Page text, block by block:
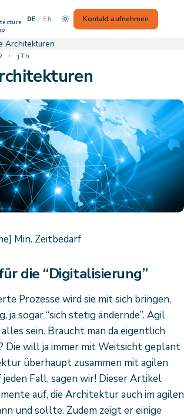
DE / EN — Switch to English
Kontakt aufnehmen
Architekturen
· jTh
Min. Zeitbedarf
die “Digitalisierung”
Prozesse wird sie mit sich bringen,
ja sogar “sich stetig ändernde”. Agil
sein. Braucht man da eigentlich
Die will ja immer mit Weitsicht geplant
überhaupt zusammen mit agilen
jeden Fall, sagen wir! Dieser Artikel
auf, die Architektur auch im agilen
und sollte. Zudem zeigt er einige